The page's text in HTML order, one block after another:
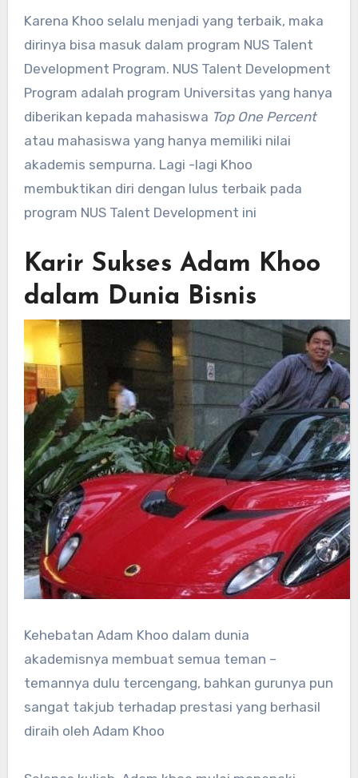
Karena Khoo selalu menjadi yang terbaik, maka
dirinya bisa masuk dalam program NUS Talent
Development Program. NUS Talent Development
Program adalah program Universitas yang hanya
diberikan kepada mahasiswa Top One Percent
atau mahasiswa yang hanya memiliki nilai
akademis sempurna. Lagi -lagi Khoo
membuktikan diri dengan lulus terbaik pada
program NUS Talent Development ini
Karir Sukses Adam Khoo
dalam Dunia Bisnis
Kehebatan Adam Khoo dalam dunia
akademisnya membuat semua teman –
temannya dulu tercengang, bahkan gurunya pun
sangat takjub terhadap prestasi yang berhasil
diraih oleh Adam Khoo